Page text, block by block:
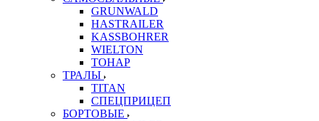
GRUNWALD
HASTRAILER
KASSBOHRER
WIELTON
ТОНАР
ТРАЛЫ
TITAN
СПЕЦПРИЦЕП
БОРТОВЫЕ